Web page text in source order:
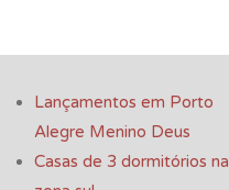
Lançamentos em Porto
Alegre Menino Deus
Casas de 3 dormitórios na